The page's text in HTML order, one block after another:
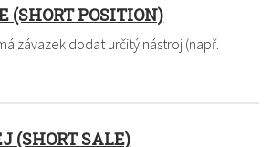
(SHORT POSITION)
závazek dodat určitý nástroj (např.
(SHORT SALE)